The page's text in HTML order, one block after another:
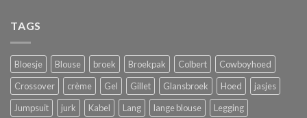
TAGS
Bloesje Blouse broek Broekpak Colbert
Cowboyhoed
Crossover
crème Gel Gillet Glansbroek Hoed
jasjes
Jumpsuit
jurk Kabel Lang lange blouse
Legging